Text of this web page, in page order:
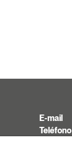
E-mail
Teléfono